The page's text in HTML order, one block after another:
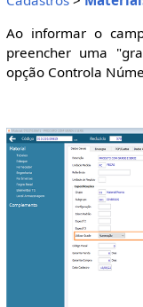
Ao informar o
preencher uma
opção Controla